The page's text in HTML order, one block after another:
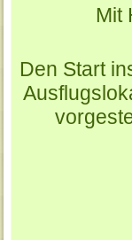
Mit
Den Start